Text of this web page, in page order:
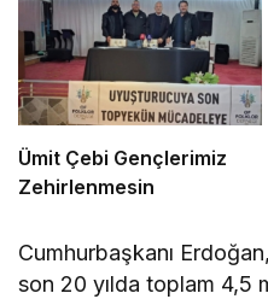
Ümit Çebi Gençlerimiz
Zehirlenmesin
Cumhurbaşkanı
son 20 yılda toplam 4,5